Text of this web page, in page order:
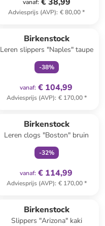
vanaf:
Adviesprijs (AVP): € 80,00*
Birkenstock
Leren slippers "Naples" taupe
-38%
vanaf: € 104,99
Adviesprijs (AVP): € 170,00*
Birkenstock
Leren clogs "Boston" bruin
-32%
vanaf: € 114,99
Adviesprijs (AVP): € 170,00*
Birkenstock
Slippers "Arizona" kaki